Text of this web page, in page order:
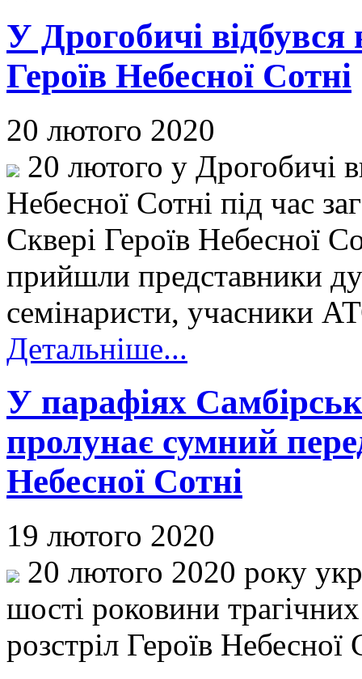
У Дрогобичі
Героїв Небесної Сотні
20 лютого 2020
20 лютого у Дрогобичі
Небесної Сотні під час
Сквері Героїв Небесної
прийшли представники
семінаристи, учасники
Детальніше...
У парафіях
пролунає сумний
Небесної Сотні
19 лютого 2020
20 лютого 2020 року
шості роковини
розстріл Героїв Небесної